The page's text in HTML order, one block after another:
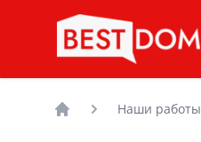
Наши работы